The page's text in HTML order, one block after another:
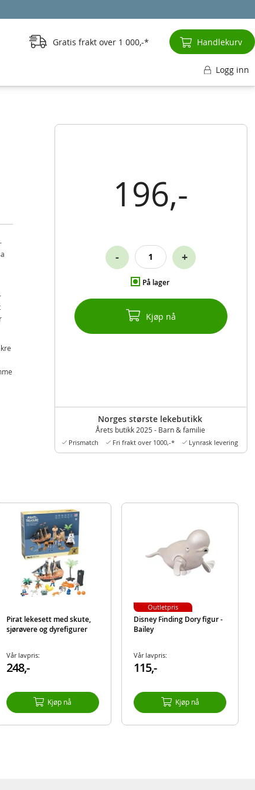
196,-
På lager
- +
Kjøp nå
Norges største lekebutikk
Årets butikk 2025 - Barn & familie
Prismatch Fri frakt over 1000,-* Lynrask levering
Pirat lekesett med skute,
sjørøvere og dyrefigurer
Vår lavpris:
248,-
Kjøp nå
Disney Finding Dory figur -
Bailey
Vår lavpris:
115,-
Kjøp nå
Outletpris
Gratis frakt over 1 000,- Handlekurv
Logg inn